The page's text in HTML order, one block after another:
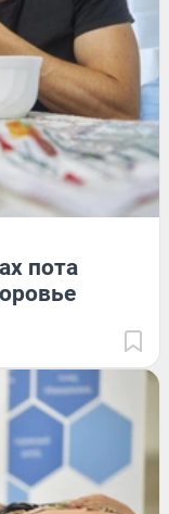
пота